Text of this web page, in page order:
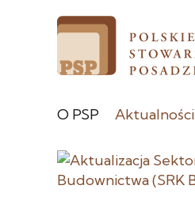
O PSP Aktualności